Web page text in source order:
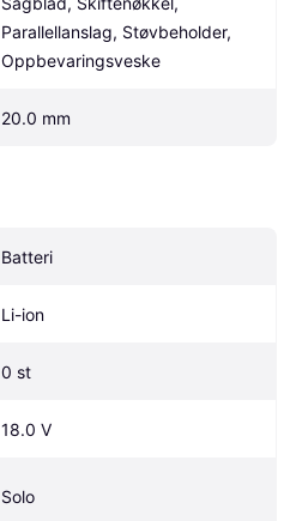
Parallellanslag, Støvbeholder,
Oppbevaringsveske
20.0 mm
Batteri
Li-ion
0 st
18.0 V
Solo